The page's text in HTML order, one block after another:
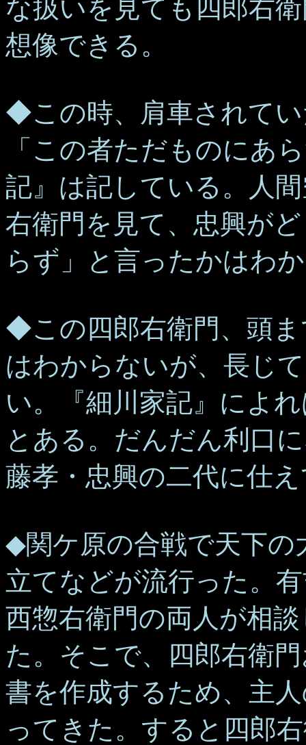
な扱いを見ても四郎右
想像できる。
◆この時、肩車されて
「この者ただものにあ
記』は記している。人
右衛門を見て、忠興が
らず」と言ったかはわ
◆この四郎右衛門、頭
はわからないが、長じ
い。『細川家記』によ
とある。だんだん利口
藤孝・忠興の二代に仕
◆関ケ原の合戦で天下の
立てなどが流行った。
西惣右衛門の両人が相
た。そこで、四郎右衛
書を作成するため、主
ってきた。すると四郎